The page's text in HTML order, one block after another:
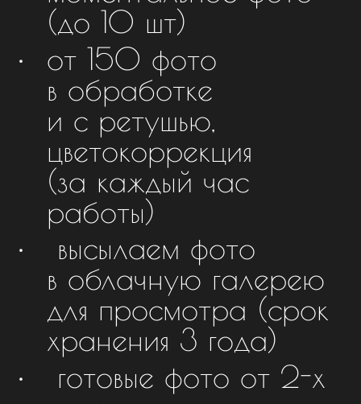
(до 10 шт)
от 150 фото
в обработке
и с ретушью,
цветокоррекция
(за каждый час
работы)
высылаем фото
в облачную галерею
для просмотра (срок
хранения 3 года)
готовые фото от 2-х